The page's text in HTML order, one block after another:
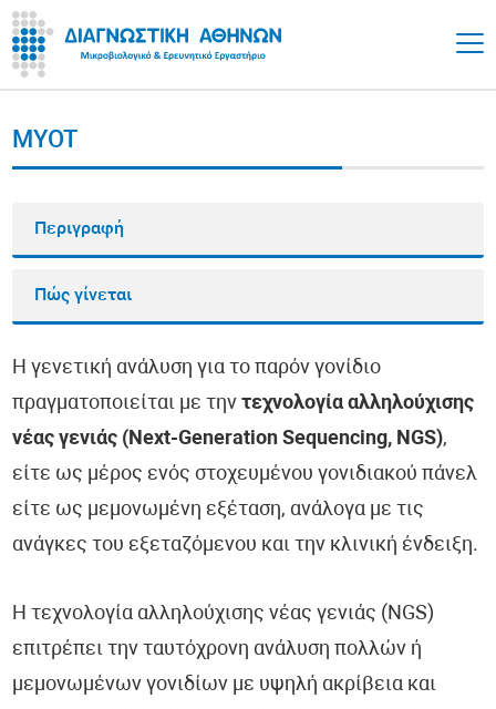
MYOT
Περιγραφή
Πώς γίνεται
Η γενετική ανάλυση για το παρόν γονίδιο
πραγματοποιείται με τηντεχνολογία αλληλούχισης
νέας γενιάς (Next-Generation Sequencing, NGS),
είτε ως μέρος ενός στοχευμένου γονιδιακού πάνελ
είτε ως μεμονωμένη εξέταση, ανάλογα με τις
ανάγκες του εξεταζόμενου και την κλινική ένδειξη.
Η τεχνολογία αλληλούχισης νέας γενιάς (NGS)
επιτρέπει την ταυτόχρονη ανάλυση πολλών ή
μεμονωμένων γονιδίων με υψηλή ακρίβεια και